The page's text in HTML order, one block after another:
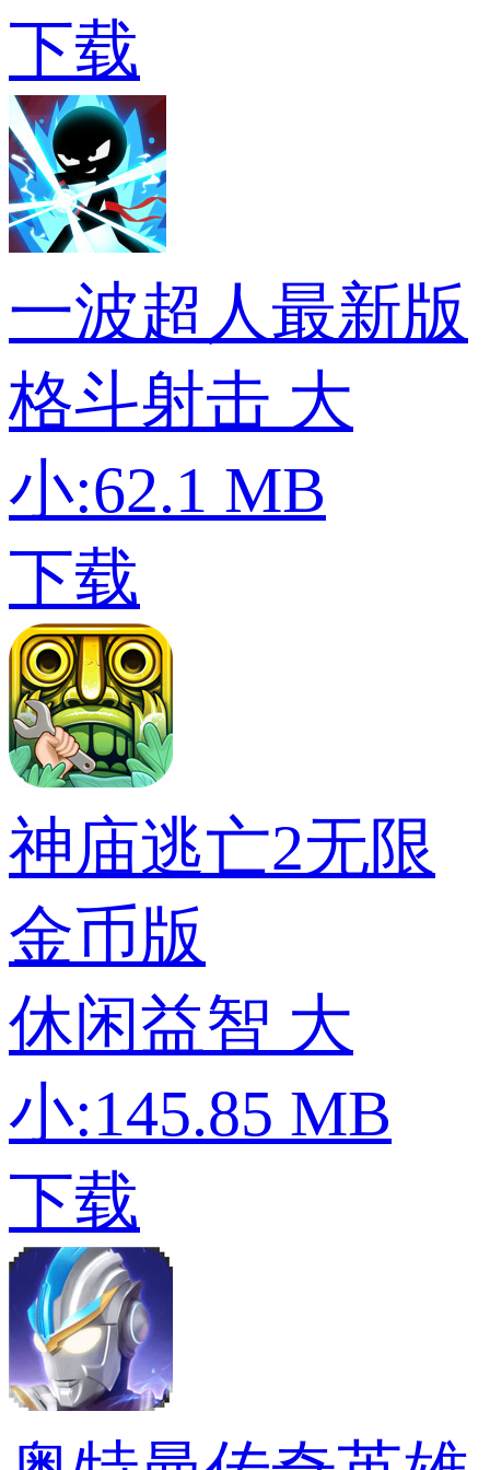
下载
一波超人最新版
格斗射击 大
小:62.1 MB
下载
神庙逃亡2无限
金币版
休闲益智 大
小:145.85 MB
下载